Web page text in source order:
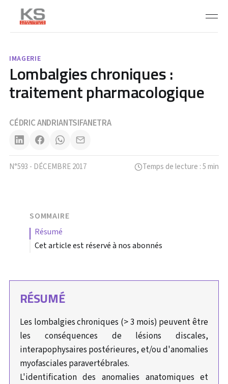
IMAGERIE
Lombalgies chroniques :
traitement pharmacologique
CÉDRIC ANDRIANTSIFANETRA
N°593 - DÉCEMBRE 2017 Temps de lecture : 5 min
SOMMAIRE
résumé
Cet article est réservé à nos abonnés
RÉSUMÉ
Les lombalgies chroniques (> 3 mois) peuvent être
les conséquences de lésions discales,
interapophysaires postérieures, et/ou d'anomalies
myofasciales paravertébrales.
L'identification des anomalies anatomiques et